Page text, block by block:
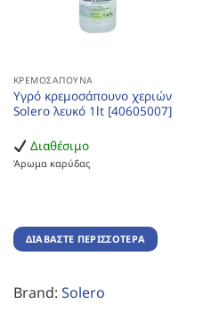
ΚΡΕΜΟΣΆΠΟΥΝΑ
Υγρό κρεμοσάπουνο χεριών
Solero λευκό 1lt [40605007]
Διαθέσιμο
Άρωμα καρύδας
ΔΙΑΒΆΣΤΕ ΠΕΡΙΣΣΌΤΕΡΑ
Brand: Solero